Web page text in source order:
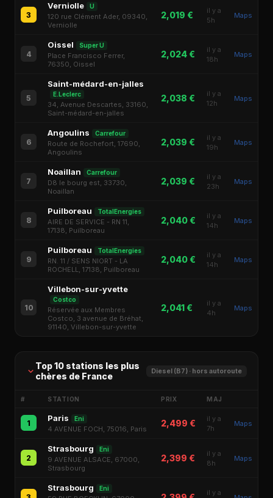
3
Verniolle U
120 rue Clément Ader, 09340,
Verniolle
2,019 €
il y a
5h
Maps
4
Oissel Super U
Place Francisco Ferrer,
76350, Oissel
2,024 €
il y a
18h
Maps
5
Saint-médard-en-jalles
E.Leclerc
34, Avenue Descartes, 33160,
Saint-médard-en-jalles
2,038 €
il y a
12h
Maps
6
Angoulins Carrefour
Route de Rochefort, 17690,
Angoulins
2,039 €
il y a
19h
Maps
7
Noaillan Carrefour
D8 le bourg est, 33730,
Noaillan
2,039 €
il y a
23h
Maps
8
Puilboreau TotalEnergies
AIRE DE SERVICE - RN 11,
17138, Puilboreau
2,040 €
il y a
14h
Maps
9
Puilboreau TotalEnergies
RN. 11 / SENS NIORT - LA
ROCHELL, 17138, Puilboreau
2,040 €
il y a
14h
Maps
10
Villebon-sur-yvette
Costco
Réservée aux Membres
Costco, 3 avenue de Bréhat,
91140, Villebon-sur-yvette
2,041 €
il y a
4h
Maps
Top 10 stations les plus
chères de France
Diesel (B7) · hors autoroute
# STATION PRIX MAJ
1 Paris Eni
4 AVENUE FOCH, 75016, Paris
2,499 €
il y a
7h
Maps
2
Strasbourg Eni
9 AVENUE ALSACE, 67000,
Strasbourg
2,399 €
il y a
8h
Maps
Strasbourg Eni il y a